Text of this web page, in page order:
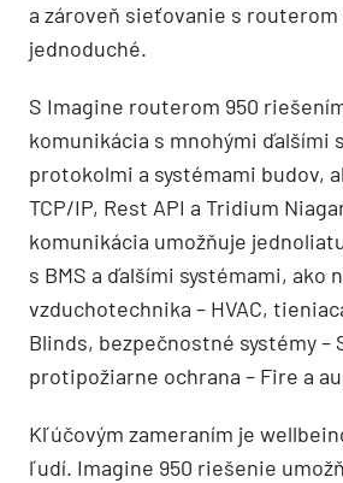
a zároveň sieťovanie s routerom
jednoduché.
S Imagine routerom 950
komunikácia s mnohými ďalšími
protokolmi a sys­témami budov,
TCP/IP, Rest API a Tridium
komunikácia umožňuje
s BMS a ďalšími systémami, ako
vzduchotechnika – HVAC,
Blinds, bezpečnostné systémy –
protipožiarne ochrana – Fire a
Kľúčovým zameraním je
ľudí. Imagine 950 riešenie